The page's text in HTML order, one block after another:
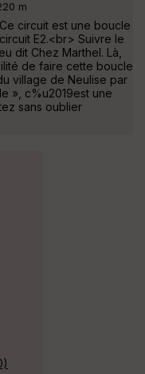
m
circuit est une boucle
E2.<br> Suivre le
dit Chez Marthel. Là,
de faire cette boucle
village de Neulise par
», c%u2019est une
sans oublier